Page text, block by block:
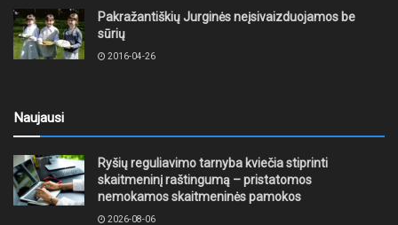
Pakražantiškių Jurginės neįsivaizduojamos be
sūrių
2016-04-26
Naujausi
Ryšių reguliavimo tarnyba kviečia stiprinti
skaitmeninį raštingumą – pristatomos
nemokamos skaitmeninės pamokos
2026-08-06